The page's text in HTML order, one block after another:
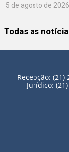
5 de agosto de 2026
Todas as
Recepção:
Jurídico: